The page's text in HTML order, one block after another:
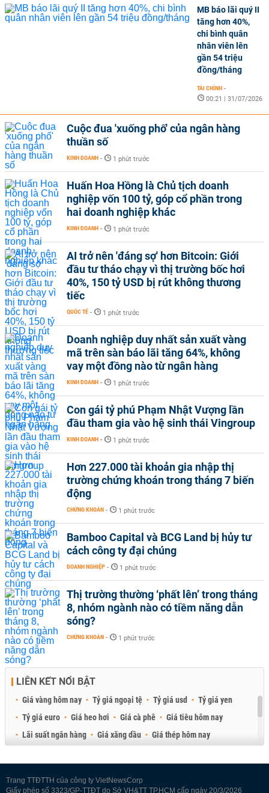
MB báo lãi quý II
tăng hơn 40%,
chi bình quân
nhân viên lên
gần 54 triệu
đồng/tháng
TÀI CHÍNH -
00:21 | 31/07/2026
Cuộc đua 'xuống phố' của ngân hàng
thuần số
KINH DOANH - 1 phút trước
Huấn Hoa Hồng là Chủ tịch doanh
nghiệp vốn 100 tỷ, góp cổ phần trong
hai doanh nghiệp khác
KINH DOANH - 1 phút trước
AI trở nên 'đáng sợ' hơn Bitcoin: Giới
đầu tư tháo chạy vì thị trường bốc hơi
40%, 150 tỷ USD bị rút không thương
tiếc
QUỐC TẾ - 1 phút trước
Doanh nghiệp duy nhất sản xuất vàng
mã trên sàn báo lãi tăng 64%, không
vay một đồng nào từ ngân hàng
KINH DOANH - 1 phút trước
Con gái tỷ phú Phạm Nhật Vượng lần
đầu tham gia vào hệ sinh thái Vingroup
KINH DOANH - 1 phút trước
Hơn 227.000 tài khoản gia nhập thị
trường chứng khoán trong tháng 7 biến
động
CHỨNG KHOÁN - 1 phút trước
Bamboo Capital và BCG Land bị hủy tư
cách công ty đại chúng
DOANH NGHIỆP - 1 phút trước
Thị trường thường ‘phất lên’ trong tháng
8, nhóm ngành nào có tiềm năng dẫn
sóng?
CHỨNG KHOÁN - 1 phút trước
LIÊN KẾT NỔI BẬT
Giá vàng hôm nay Tỷ giá ngoại tệ Tỷ giá usd
Tỷ giá yen
Tỷ giá euro
Giá heo hơi Giá cà phê
Giá tiêu hôm nay
Lãi suất ngân hàng
Giá xăng dầu
Giá thép hôm nay
Trang TTĐTTH của công ty VietNewsCorp
Giấy phép số 3323/GP-TTĐT do Sở VH&TT TP.HCM cấp ngày 20/3/2026